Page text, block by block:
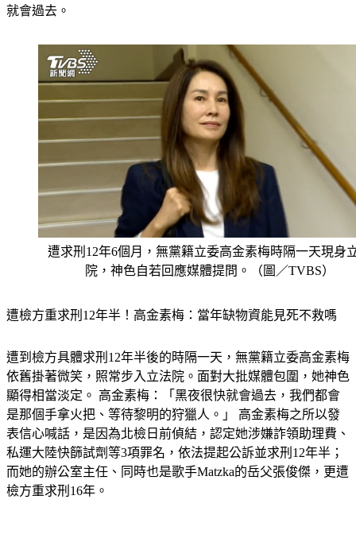
就會過去。
遭求刑12年6個月，無黨籍立委高金素梅時隔一天現身
院，神色自若回應媒體提問。（圖／TVBS）
遭檢方重求刑12年半！高金素梅：當年缺物資能見死不救嗎
遭到檢方具體求刑12年半後的時隔一天，無黨籍立委高金素梅
依舊掛著微笑，照常步入立法院。面對大批媒體包圍，她神色
顯得相當淡定。 高金素梅：「黑夜很快就會過去，我們都會
是那個手拿火把、等待黎明的狩獵人。」 高金素梅之所以發
表信心喊話，是因為北檢日前偵結，認定她涉嫌詐領助理費、
私運大陸快篩試劑等3項罪名，依法提起公訴並求刑12年半；
而她的辦公室主任、同時也是歌手Matzka的岳父張俊傑，更遭
檢方重求刑16年。